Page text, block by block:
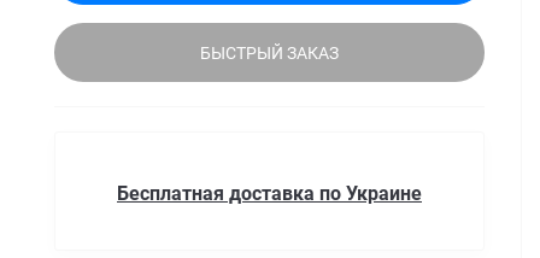
БЫСТРЫЙ ЗАКАЗ
Бесплатная доставка по Украине